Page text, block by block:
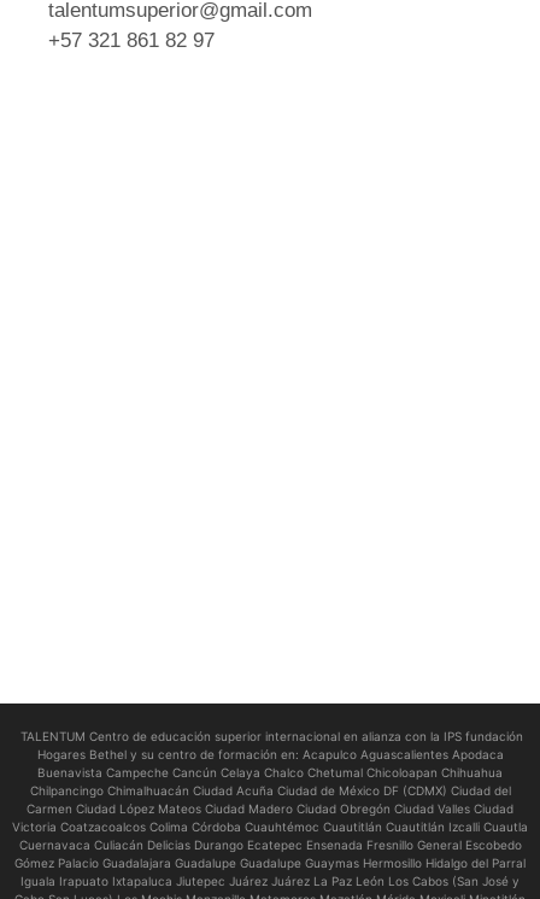
talentumsuperior@gmail.com
+57 321 861 82 97
TALENTUM Centro de educación superior internacional en alianza con la IPS fundación
Hogares Bethel y su centro de formación en: Acapulco Aguascalientes Apodaca
Buenavista Campeche Cancún Celaya Chalco Chetumal Chicoloapan Chihuahua
Chilpancingo Chimalhuacán Ciudad Acuña Ciudad de México DF (CDMX) Ciudad del
Carmen Ciudad López Mateos Ciudad Madero Ciudad Obregón Ciudad Valles Ciudad
Victoria Coatzacoalcos Colima Córdoba Cuauhtémoc Cuautitlán Cuautitlán Izcalli Cuautla
Cuernavaca Culiacán Delicias Durango Ecatepec Ensenada Fresnillo General Escobedo
Gómez Palacio Guadalajara Guadalupe Guadalupe Guaymas Hermosillo Hidalgo del Parral
Iguala Irapuato Ixtapaluca Jiutepec Juárez Juárez La Paz León Los Cabos (San José y